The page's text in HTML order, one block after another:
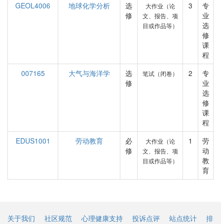
GEOL4006
地球化学分析
选
修
大作业（论
文、报告、项
目或作品等）
3
专
业
选
修
课
程
007165
大气与海洋学
选
修
笔试（闭卷） 2
专
业
选
修
课
程
EDUS1001
劳动教育
必
修
大作业（论
文、报告、项
目或作品等）
1
劳
动
教
育
关于我们 社区规范 心理健康支持 投诉点评 站点统计
排